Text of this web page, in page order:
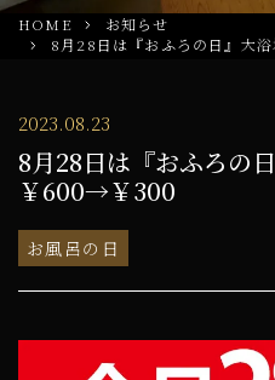
HOME
お知らせ
8月28日は『おふろの日』大
2023.08.23
8月28日は『おふろの
￥600→￥300
お風呂の日